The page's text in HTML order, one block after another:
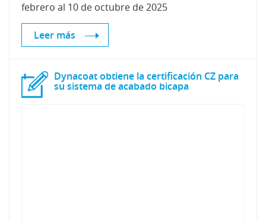
febrero al 10 de octubre de2025
Leer más
Dynacoat obtiene la certificación CZ para
su sistema de acabado bicapa